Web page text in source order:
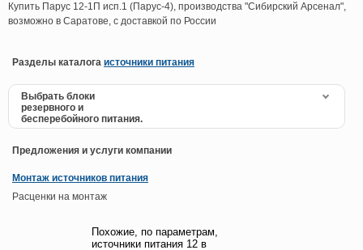
Купить Парус 12-1П исп.1 (Парус-4), производства "Сибирский Арсенал",
возможно в Саратове, с доставкой по России
Разделы каталога источники питания
Выбрать блоки
резервного и
бесперебойного питания.
Предложения и услуги компании
Монтаж источников питания
Расценки на монтаж
Похожие, по параметрам,
источники питания 12 в